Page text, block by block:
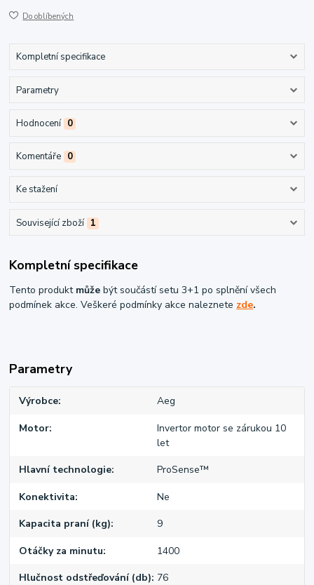
Do oblíbených
Kompletní specifikace
Parametry
Hodnocení 0
Komentáře 0
Ke stažení
Související zboží 1
Kompletní specifikace
Tento produkt může být součástí setu 3+1 po splnění všech
podmínek akce. Veškeré podmínky akce naleznete zde.
Parametry
Výrobce Aeg
Motor
Invertor motor se zárukou 10
let
Hlavní technologie ProSense™
Konektivita Ne
Kapacita praní (kg) 9
Otáčky za minutu 1400
Hlučnost odstřeďování (db) 76